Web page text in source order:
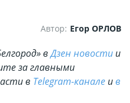
Автор: Егор ОРЛОВ
вДзен новости и
за главными
в Telegram-канале ив